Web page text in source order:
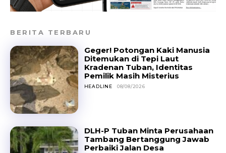
BERITA TERBARU
Geger! Potongan Kaki Manusia
Ditemukan di Tepi Laut
Kradenan Tuban, Identitas
Pemilik Masih Misterius
HEADLINE 08/08/2026
DLH-P Tuban Minta Perusahaan
Tambang Bertanggung Jawab
Perbaiki Jalan Desa